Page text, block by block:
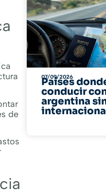
de
07/09/2026
Países
conducir
argentina